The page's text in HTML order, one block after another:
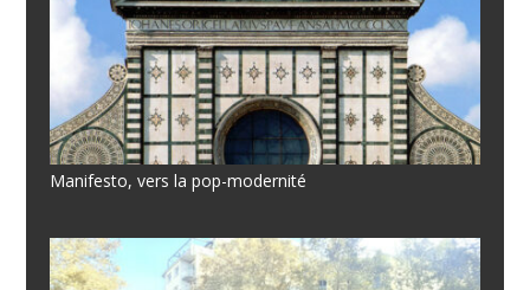
Manifesto, vers la pop-modernité